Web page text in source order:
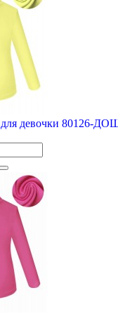
для девочки 80126-